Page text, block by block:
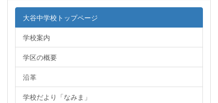
大谷中学校トップページ
学校案内
学区の概要
沿革
学校だより「なみま」